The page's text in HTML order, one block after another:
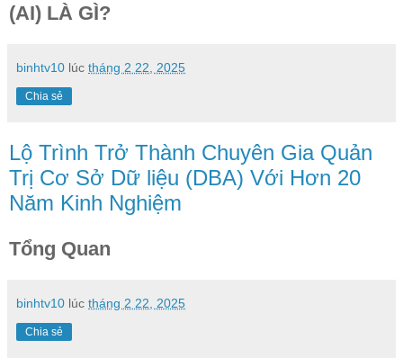
(AI) LÀ GÌ?
binhtv10 lúc tháng 2 22, 2025
Chia sẻ
Lộ Trình Trở Thành Chuyên Gia Quản
Trị Cơ Sở Dữ liệu (DBA) Với Hơn 20
Năm Kinh Nghiệm
Tổng Quan
binhtv10 lúc tháng 2 22, 2025
Chia sẻ